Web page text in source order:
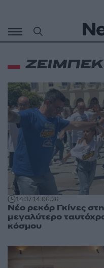
περιεχόμενο
14:3714.06.26
Νέο ρεκόρ Γκίνες
μεγαλύτερο
κόσμου